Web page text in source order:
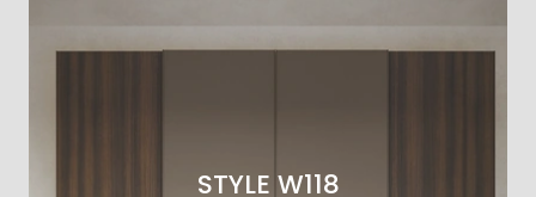
STYLE W118